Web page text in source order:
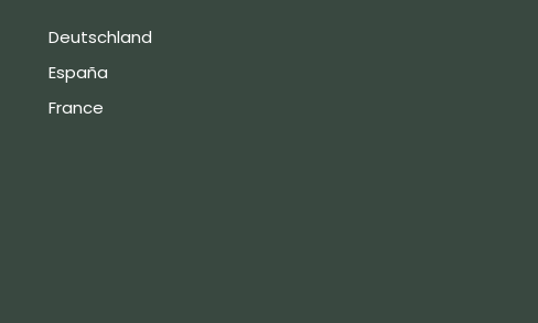
Deutschland
España
France